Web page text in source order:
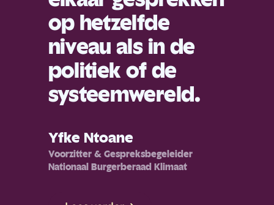
op hetzelfde
niveau als in de
politiek of de
systeemwereld.
Yfke Ntoane
Voorzitter & Gespreksbegeleider
Nationaal Burgerberaad Klimaat